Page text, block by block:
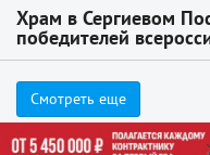
Храм в Сергиевом
победителей
для всех»
Смотреть еще